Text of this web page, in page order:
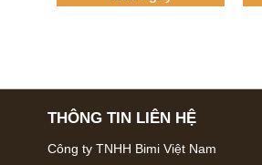
THÔNG TIN LIÊN HỆ
Công ty TNHH Bimi Việt Nam